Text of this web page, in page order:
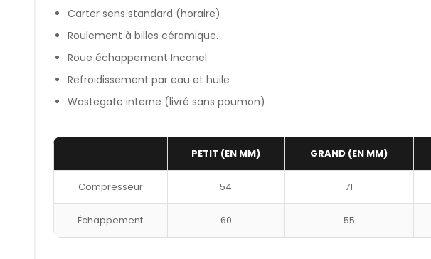
Carter sens standard (horaire)
Roulement à billes céramique.
Roue échappement Inconel
Refroidissement par eau et huile
Wastegate interne (livré sans poumon)
PETIT (EN MM) GRAND (EN MM)
Compresseur 54 71
Échappement 60 55